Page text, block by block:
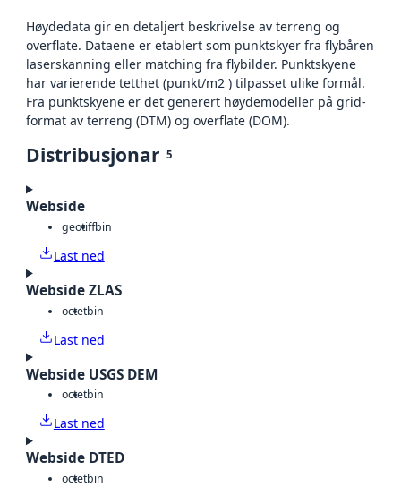
Høydedata gir en detaljert beskrivelse av terreng og
overflate. Dataene er etablert som punktskyer fra flybåren
laserskanning eller matching fra flybilder. Punktskyene
har varierende tetthet (punkt/m2 ) tilpasset ulike formål.
Fra punktskyene er det generert høydemodeller på grid-
format av terreng (DTM) og overflate (DOM).
Distribusjonar 5
Webside
geotiffbin
Last ned
Webside ZLAS
octetbin
Last ned
Webside USGS DEM
octetbin
Last ned
Webside DTED
octetbin